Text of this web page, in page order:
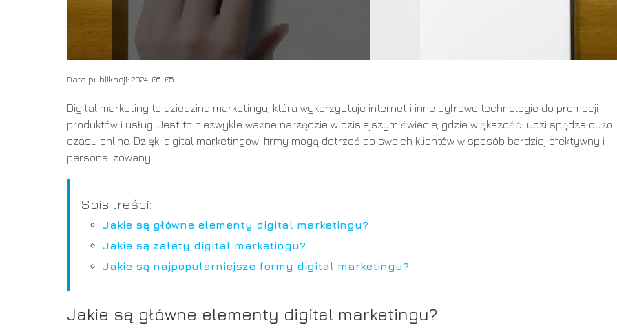
Data publikacji: 2024-06-05
Digital marketing to dziedzina marketingu, która wykorzystuje internet i inne cyfrowe technologie do promocji
produktów i usług. Jest to niezwykle ważne narzędzie w dzisiejszym świecie, gdzie większość ludzi spędza dużo
czasu online. Dzięki digital marketingowi firmy mogą dotrzeć do swoich klientów w sposób bardziej efektywny i
personalizowany.
Spis treści:
Jakie są główne elementy digital marketingu?
Jakie są zalety digital marketingu?
Jakie są najpopularniejsze formy digital marketingu?
Jakie są główne elementy digital marketingu?